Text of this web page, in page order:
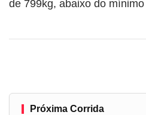
de 799kg, abaixo do
Próxima Corrida